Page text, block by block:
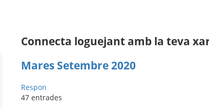
Connecta loguejant amb la teva
Mares Setembre 2020
Respon
47 entrades